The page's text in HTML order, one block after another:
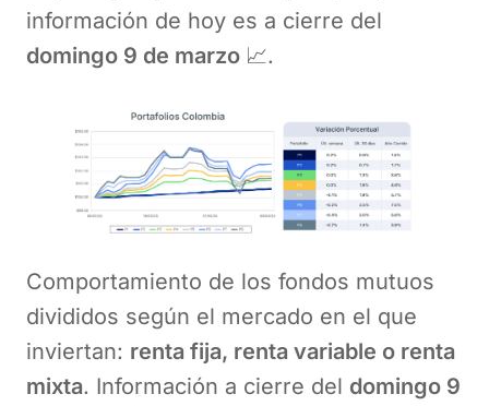
información de hoy es a cierre del
domingo 9 de marzo 📈.
Comportamiento de los fondos mutuos
divididos según el mercado en el que
inviertan: renta fija, renta variable o renta
mixta. Información a cierre del domingo 9